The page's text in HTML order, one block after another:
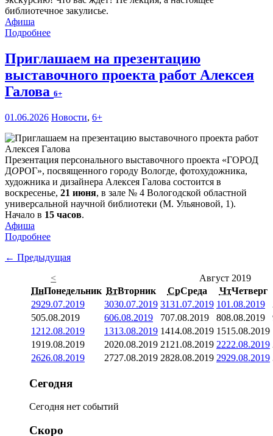
библиотечное закулисье.
Афиша
Подробнее
Приглашаем на презентацию
выставочного проекта работ Алексея
Галова 6+
01.06.2026 Новости, 6+
Презентация персонального выставочного проекта «ГОРОД
ДОРОГ», посвященного городу Вологде, фотохудожника,
художника и дизайнера Алексея Галова состоится в
воскресенье, 21 июня, в зале № 4 Вологодской областной
универсальной научной библиотеки (М. Ульяновой, 1).
Начало в 15 часов.
Афиша
Подробнее
← Предыдущая
<
Август 2019
ПнПонедельник ВтВторник СрСреда ЧтЧетверг
2929.07.2019 3030.07.2019 3131.07.2019 101.08.2019
505.08.2019 606.08.2019 707.08.2019 808.08.2019
1212.08.2019 1313.08.2019 1414.08.2019 1515.08.2019
1919.08.2019 2020.08.2019 21 21.08.2019 2222.08.2019
2626.08.2019 2727.08.2019 2828.08.2019 2929.08.2019
Сегодня
Сегодня нет событий
Скоро